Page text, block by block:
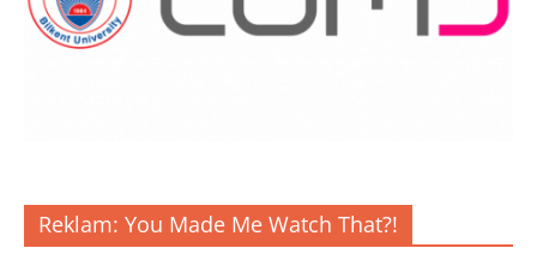
Reklam: You Made Me Watch That?!